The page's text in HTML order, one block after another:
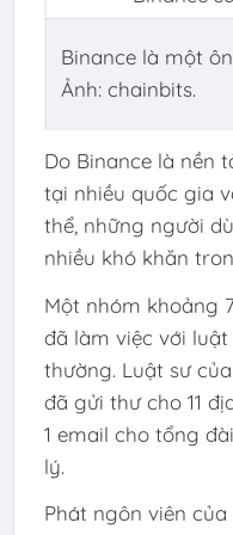
Binance là một
Ảnh: chainbits.
Do Binance là nền
tại nhiều quốc gia
thể, những người
nhiều khó khăn
Một nhóm khoảng
đã làm việc với
thường. Luật sư
đã gửi thư cho 11
1 email cho tổng
lý.
Phát ngôn viên